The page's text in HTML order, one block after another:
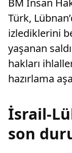
Türk,
izlediklerini
yaşanan
hakları
hazırlama
İsrail-
son